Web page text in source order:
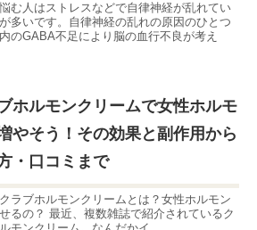
む人はストレスなどで自律神経が乱れてい
多いです。自律神経の乱れの原因のひとつ
のGABA不足により脳の血行不良が考え
ホルモンクリームで女性ホルモ
やそう！その効果と副作用から
・口コミまで
ラブホルモンクリームとは？女性ホルモン
るの？ 最近、複数雑誌で紹介されているク